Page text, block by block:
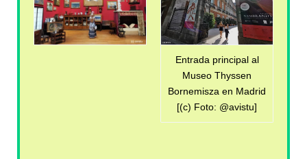
Entrada principal al
Museo Thyssen
Bornemisza en Madrid
[(c) Foto: @avistu]